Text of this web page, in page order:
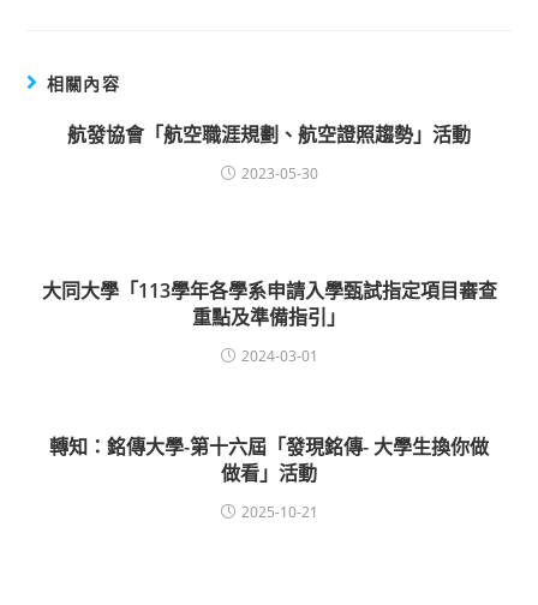
相關內容
航發協會「航空職涯規劃、航空證照趨勢」活動
2023-05-30
大同大學「113學年各學系申請入學甄試指定項目審查
重點及準備指引」
2024-03-01
轉知：銘傳大學-第十六屆「發現銘傳- 大學生換你做
做看」活動
2025-10-21